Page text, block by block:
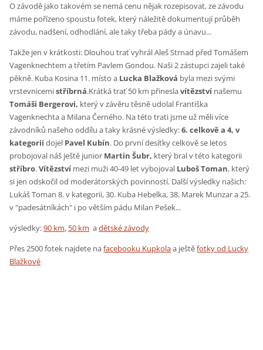
O závodě jako takovém se nemá cenu nějak rozepisovat, ze závodu
máme pořízeno spoustu fotek, který náležitě dokumentují průběh
závodu, nadšení, odhodlání, ale taky třeba pády a únavu...
Takže jen v krátkosti: Dlouhou trať vyhrál Aleš Strnad před Tomášem
Vagenknechtem a třetím Pavlem Gondou. Naši 2 zástupci zajeli také
pěkně. Kuba Kosina 11. místo a Lucka Blažková byla mezi svými
vrstevnicemistříbrná.Krátká trať 50 km přineslavítězstvínašemu
Tomáši Bergerovi, který v závěru těsně udolal Františka
Vagenknechta a Milana Černého. Na této trati jsme už měli více
závodníků našeho oddílu a taky krásné výsledky:6. celkově a 4, v
kategorii dojel Pavel Kubín. Do první desítky celkově se letos
probojoval náš ještě junior Martin Šubr, který bral v této kategorii
stříbro.Vítězstvímezi muži 40-49 let vybojoval Luboš Toman, který
si jen odskočil od moderátorských povinností. Další výsledky našich:
Lukáš Toman 8. v kategorii, 30. Kuba Hebelka, 38. Marek Munzar a 25.
v "padesátníkách" i po větším pádu Milan Pešek...
výsledky:90 km, 50 km adětské závody
Přes 2500 fotek najdete nafacebooku Kupkolaa ještěfotky od Lucky
Blažkové